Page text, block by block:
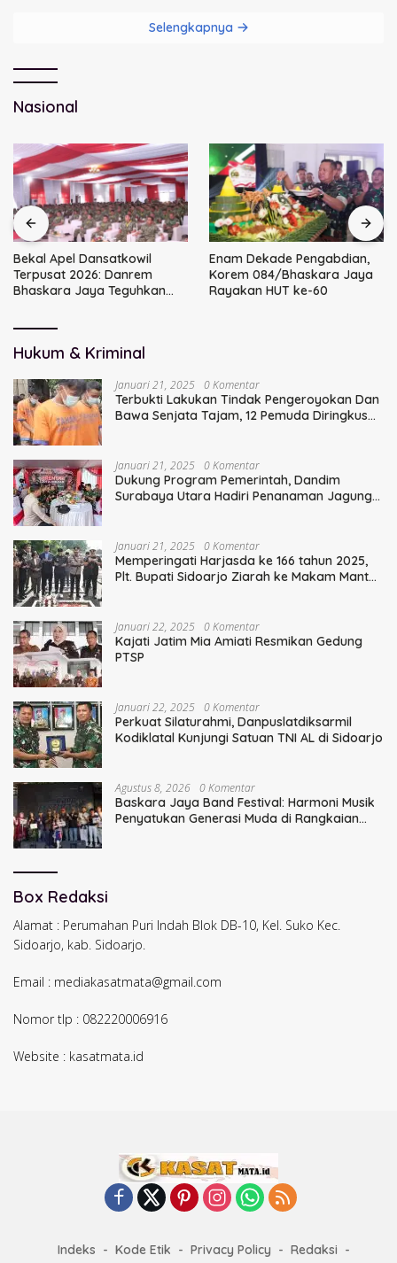
Selengkapnya
Nasional
Bekal Apel Dansatkowil
Terpusat 2026: Danrem
Bhaskara Jaya Teguhkan
Enam Dekade Pengabdian,
Korem 084/Bhaskara Jaya
Rayakan HUT ke-60
Hukum & Kriminal
Januari 21, 2025 0 Komentar
Terbukti Lakukan Tindak Pengeroyokan Dan
Bawa Senjata Tajam, 12 Pemuda Diringkus
Januari 21, 2025 0 Komentar
Dukung Program Pemerintah, Dandim
Surabaya Utara Hadiri Penanaman Jagung
Januari 21, 2025 0 Komentar
Memperingati Harjasda ke 166 tahun 2025,
Plt. Bupati Sidoarjo Ziarah ke Makam Mantan
Januari 22, 2025 0 Komentar
Kajati Jatim Mia Amiati Resmikan Gedung
PTSP
Januari 22, 2025 0 Komentar
Perkuat Silaturahmi, Danpuslatdiksarmil
Kodiklatal Kunjungi Satuan TNI AL di Sidoarjo
Agustus 8, 2026 0 Komentar
Baskara Jaya Band Festival: Harmoni Musik
Penyatukan Generasi Muda di Rangkaian
Box Redaksi
Alamat : Perumahan Puri Indah Blok DB-10, Kel. Suko Kec.
Sidoarjo, kab. Sidoarjo.
Email : mediakasatmata@gmail.com
Nomor tlp : 082220006916
Website : kasatmata.id
Indeks Kode Etik Privacy Policy
Redaksi